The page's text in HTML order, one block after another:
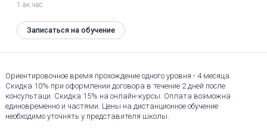
1 ак.час
Записаться на обучение
Ориентировочное время прохождение одного уровня - 4 месяца.
Скидка 10% при оформлении договора в течение 2 дней после
консультаци. Скидка 15% на онлайн-курсы. Оплата возможна
единовременно и частями. Цены на дистанционное обучение
необходимо уточнять у представителя школы.